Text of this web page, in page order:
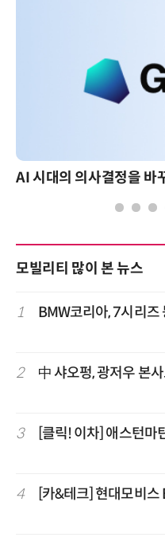
AI 시대의 의사결정을 바꾸는 수리최적화(Optimization): 실제 산업 적용 사례와 활용 전략 AI 핀옵스 실전
모빌리티 많이 본 뉴스
1 BMW코리아, 7시리즈
2 中 샤오펑, 광저우 본
3 [클릭! 이차] 애스턴마
4 [카&테크] 현대모비